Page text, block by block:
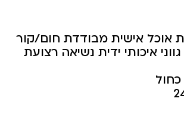
אוכל אישית מבודדת חום/קור
איכותי ידית נשיאה רצועת